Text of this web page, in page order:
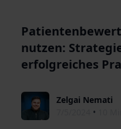
nutzen:
erfolgreiches
Zelgai Nemati
•